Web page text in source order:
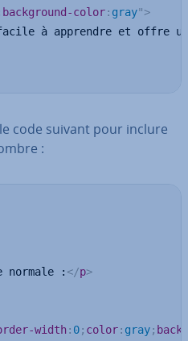
background-color: gray">
facile à apprendre et offre
code suivant pour inclure
:
normale : </p>
width: 0; color: gray;